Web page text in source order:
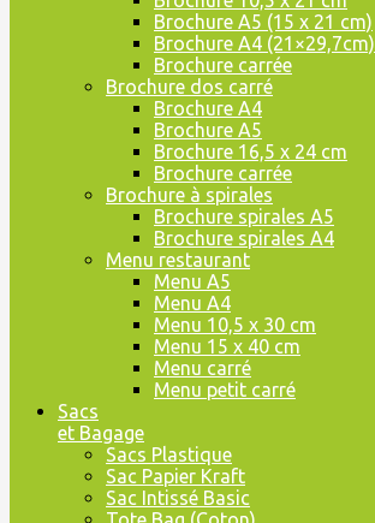
Brochure A5 (15 x 21 cm)
Brochure A4 (21×29,7cm)
Brochure carrée
Brochure dos carré
Brochure A4
Brochure A5
Brochure 16,5 x 24 cm
Brochure carrée
Brochure à spirales
Brochure spirales A5
Brochure spirales A4
Menu restaurant
Menu A5
Menu A4
Menu 10,5 x 30 cm
Menu 15 x 40 cm
Menu carré
Menu petit carré
Sacs
et Bagage
Sacs Plastique
Sac Papier Kraft
Sac Intissé Basic